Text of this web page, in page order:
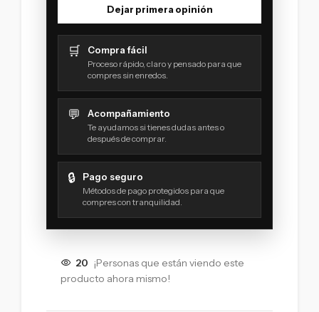
Dejar primera opinión
🛒 Compra fácil
Proceso rápido, claro y pensado para que
compres sin enredos.
💬 Acompañamiento
Te ayudamos si tienes dudas antes o
después de comprar.
🔒 Pago seguro
Métodos de pago protegidos para que
compres con tranquilidad.
20 ¡Personas que están viendo este
producto ahora mismo!